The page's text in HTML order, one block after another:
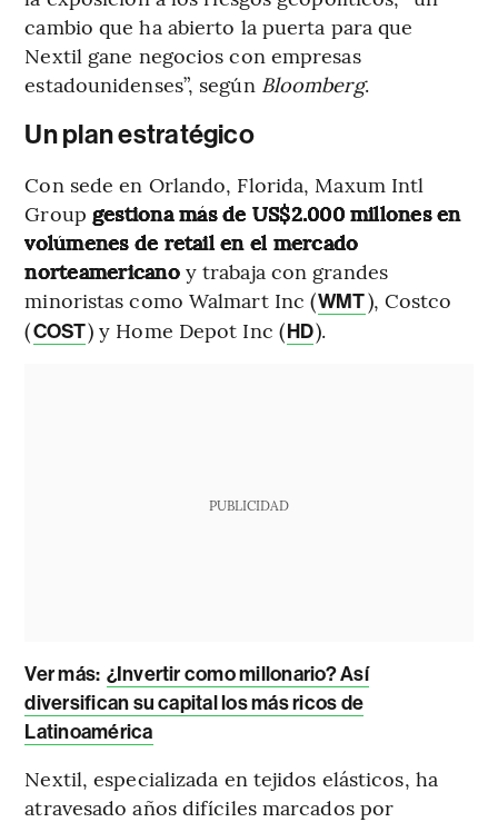
cambio que ha abierto la puerta para que
Nextil gane negocios con empresas
estadounidenses”, según Bloomberg.
Un plan estratégico
Con sede en Orlando, Florida, Maxum Intl
Group gestiona más de US$2.000 millones en
volúmenes de retail en el mercado
norteamericanoy trabaja con grandes
minoristas como Walmart Inc (WMT), Costco
(COST) y Home Depot Inc (HD).
PUBLICIDAD
Ver más: ¿Invertir como millonario? Así
diversifican su capital los más ricos de
Latinoamérica
Nextil, especializada en tejidos elásticos, ha
atravesado años difíciles marcados por